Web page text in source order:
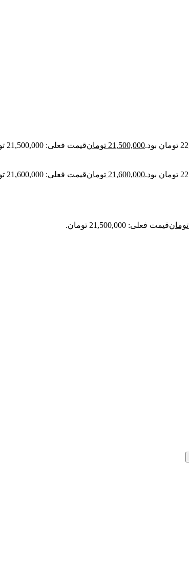
21,500,000 تومانقیمت فعلی: 21,500,000 تومان.
21,600,000 تومانقیمت فعلی: 21,600,000 تومان.
تومانقیمت فعلی: 21,500,000 تومان.